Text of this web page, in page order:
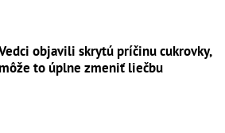
objavili skrytú príčinu cukrovky,
môže to úplne zmeniť liečbu